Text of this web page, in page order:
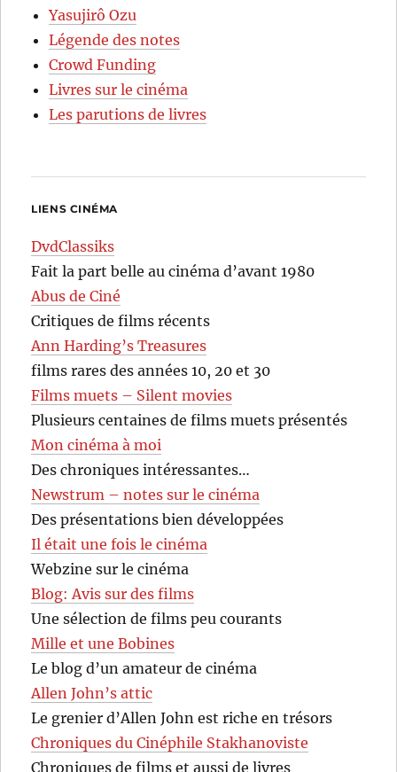
Yasujirô Ozu
Légende des notes
Crowd Funding
Livres sur le cinéma
Les parutions de livres
LIENS CINÉMA
DvdClassiks
Fait la part belle au cinéma d’avant 1980
Abus de Ciné
Critiques de films récents
Ann Harding’s Treasures
films rares des années 10, 20 et 30
Films muets – Silent movies
Plusieurs centaines de films muets présentés
Mon cinéma à moi
Des chroniques intéressantes…
Newstrum – notes sur le cinéma
Des présentations bien développées
Il était une fois le cinéma
Webzine sur le cinéma
Blog: Avis sur des films
Une sélection de films peu courants
Mille et une Bobines
Le blog d’un amateur de cinéma
Allen John’s attic
Le grenier d’Allen John est riche en trésors
Chroniques du Cinéphile Stakhanoviste
Chroniques de films et aussi de livres